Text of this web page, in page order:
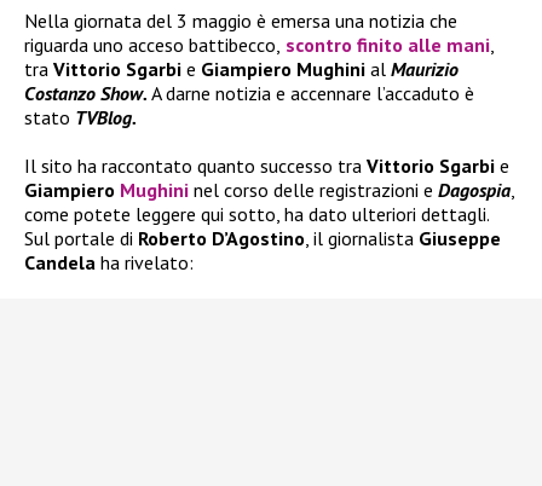
Nella giornata del 3 maggio è emersa una notizia che
riguarda uno acceso battibecco, scontro finito alle mani,
tra Vittorio Sgarbi e Giampiero Mughini al Maurizio
Costanzo Show. A darne notizia e accennare l’accaduto è
stato TVBlog.
Il sito ha raccontato quanto successo tra Vittorio Sgarbi e
Giampiero Mughini nel corso delle registrazioni e Dagospia,
come potete leggere qui sotto, ha dato ulteriori dettagli.
Sul portale di Roberto D’Agostino, il giornalista Giuseppe
Candela ha rivelato: